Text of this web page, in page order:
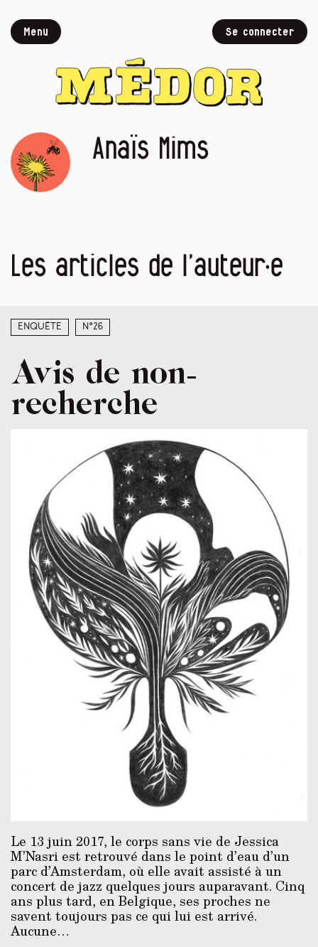
Menu Se connecter
Anaïs Mims
Les articles de l’auteur·e
Enquête N°26
Avis de non-
recherche
Le 13 juin 2017, le corps sans vie de Jessica
M’Nasri est retrouvé dans le point d’eau d’un
parc d’Amsterdam, où elle avait assisté à un
concert de jazz quelques jours auparavant. Cinq
ans plus tard, en Belgique, ses proches ne
savent toujours pas ce qui lui est arrivé.
Aucune…